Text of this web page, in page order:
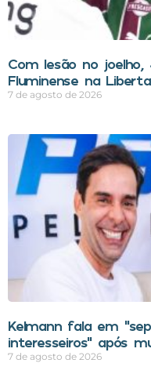
Com lesão no
Fluminense na
7 de agosto de 2026
Kelmann fala em
interesseiros” após
7 de agosto de 2026